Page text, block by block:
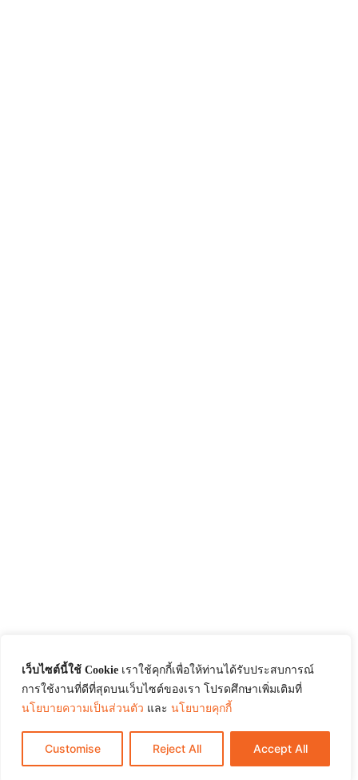
เว็บไซต์นี้ใช้ Cookie เราใช้คุกกี้เพื่อให้ท่านได้รับประสบการณ์
การใช้งานที่ดีที่สุดบนเว็บไซต์ของเรา โปรดศึกษาเพิ่มเติมที่
นโยบายความเป็นส่วนตัว และ นโยบายคุกกี้
Customise Reject All Accept All